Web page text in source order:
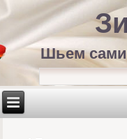
Шьем